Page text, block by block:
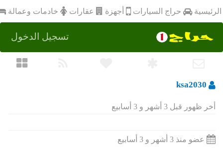
الرئيسية حراج السيارات أجهزة عقارات خادمات وعمالة
تسجيل الدخول
ksa2030
أخر ظهور قبل 3 أشهر و 3 أسابيع
عضو منذ 3 أشهر و 3 أسابيع